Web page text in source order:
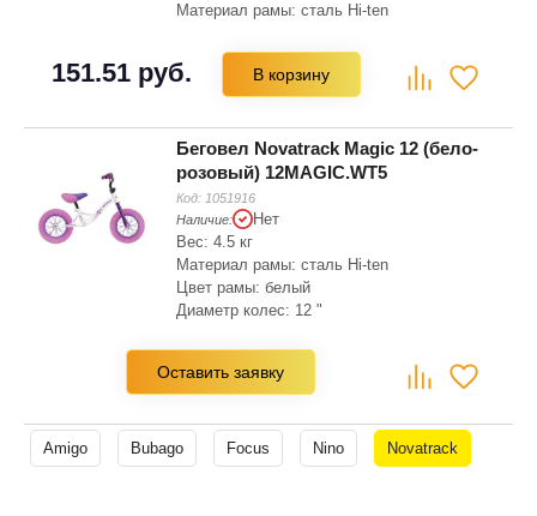
Материал рамы: сталь Hi-ten
Тип колес: надувные
Звонок или клаксон: есть
151.51 руб. В корзину
Беговел Novatrack Magic 12 (бело-
розовый) 12MAGIC.WT5
Код: 1051916
Наличие:
Нет
Вес: 4.5 кг
Материал рамы: сталь Hi-ten
Цвет рамы: белый
Диаметр колес: 12 "
Оставить заявку
Amigo Bubago Focus Nino Novatrack